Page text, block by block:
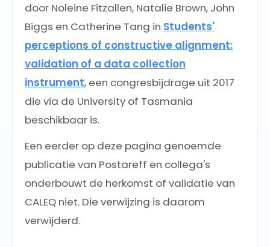
door Noleine Fitzallen, Natalie Brown, John
Biggs en Catherine Tang in Students'
perceptions of constructive alignment:
validation of a data collection
instrument, een congresbijdrage uit 2017
die via de University of Tasmania
beschikbaar is.
Een eerder op deze pagina genoemde
publicatie van Postareff en collega's
onderbouwt de herkomst of validatie van
CALEQ niet. Die verwijzing is daarom
verwijderd.